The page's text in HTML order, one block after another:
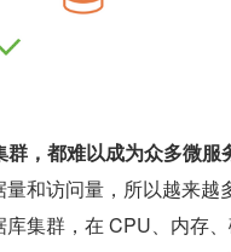
，都难以成为众多微服
和访问量，所以越来越
集群，在 CPU、内存